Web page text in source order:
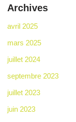
Archives
avril 2025
mars 2025
juillet 2024
septembre 2023
juillet 2023
juin 2023